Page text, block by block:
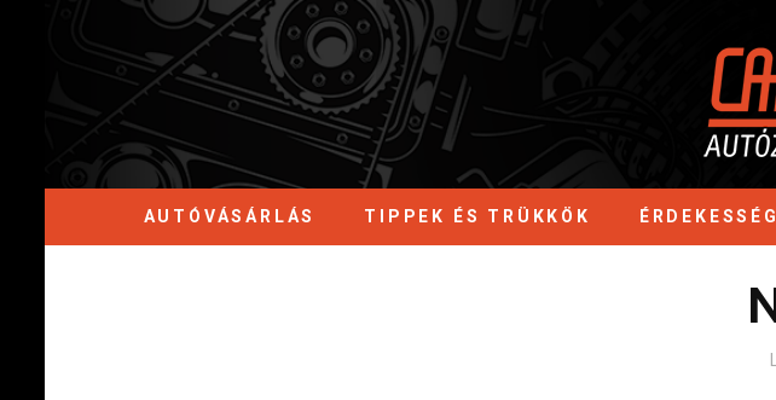
AUTÓVÁSÁRLÁS TIPPEK ÉS TRÜKKÖK